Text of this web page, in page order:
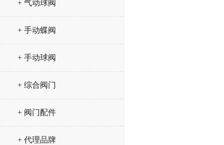
+ 气动球阀
+ 手动蝶阀
+ 手动球阀
+ 综合阀门
+ 阀门配件
+ 代理品牌